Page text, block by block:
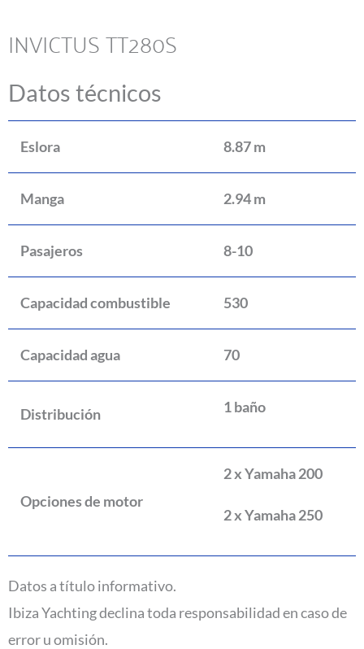
INVICTUS TT280S
Datos técnicos
Eslora 8.87 m
Manga 2.94 m
Pasajeros 8-10
Capacidad combustible 530
Capacidad agua 70
Distribución 1 baño
Opciones de motor
2 x Yamaha 200
2 x Yamaha 250
Datos a título informativo.
Ibiza Yachting declina toda responsabilidad en caso de
error u omisión.